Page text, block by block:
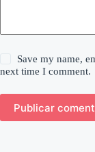
Save my name,
next time I comment.
Publicar